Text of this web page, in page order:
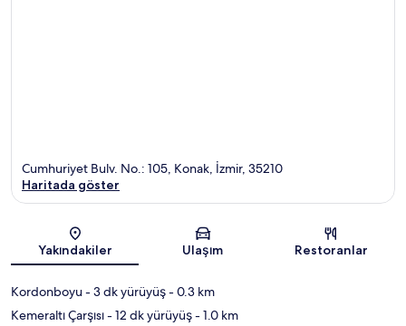
Harita
Cumhuriyet Bulv. No.: 105, Konak, İzmir, 35210
Haritada göster
Yakındakiler Ulaşım Restoranlar
Kordonboyu- 3 dk yürüyüş- 0.3 km
Kemeraltı Çarşısı- 12 dk yürüyüş- 1.0 km